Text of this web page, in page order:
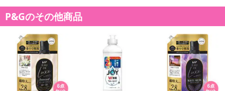
めご了承ください。
発送日カレンダー
P&Gのその他商品